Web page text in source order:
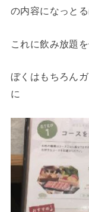
の内容になっとる
これに飲み放題
ぼくはもちろん
に